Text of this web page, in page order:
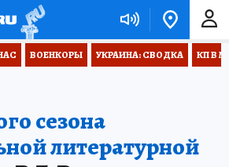
ВОЕНКОРЫ УКРАИНА: СВОДКА КП В
сезона
литературной